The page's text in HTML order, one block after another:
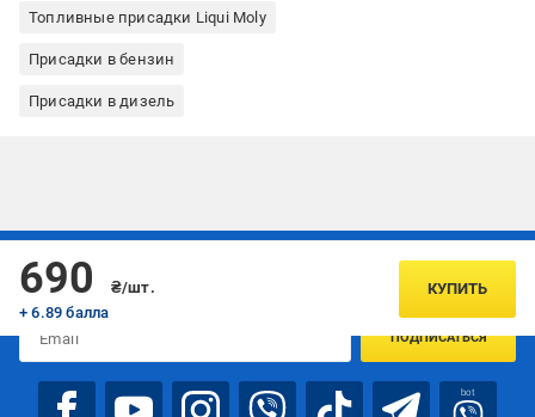
Топливные присадки Liqui Moly
Присадки в бензин
Присадки в дизель
690
₴/шт.
+ 6.89 балла
КУПИТЬ
Подписывайтесь, чтобы узнавать первым об акцияx и
ПОДПИСАТЬСЯ
bot